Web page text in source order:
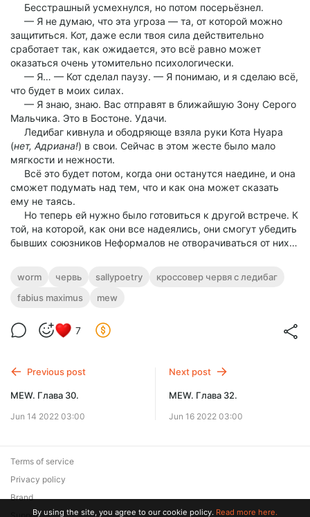
Бесстрашный усмехнулся, но потом посерьёзнел.
— Я не думаю, что эта угроза — та, от которой можно
защититься. Кот, даже если твоя сила действительно
сработает так, как ожидается, это всё равно может
оказаться очень утомительно психологически.
— Я… — Кот сделал паузу. — Я понимаю, и я сделаю всё,
что будет в моих силах.
— Я знаю, знаю. Вас отправят в ближайшую Зону Серого
Мальчика. Это в Бостоне. Удачи.
Ледибаг кивнула и ободряюще взяла руки Кота Нуара
(нет, Адриана!) в свои. Сейчас в этом жесте было мало
мягкости и нежности.
Всё это будет потом, когда они останутся наедине, и она
сможет подумать над тем, что и как она может сказать
ему не таясь.
Но теперь ей нужно было готовиться к другой встрече. К
той, на которой, как они все надеялись, они смогут убедить
бывших союзников Неформалов не отворачиваться от них…
worm червь sallypoetry
кроссовер червя с ледибаг
fabius maximus
mew
7
Previous post
MEW. Глава 30.
Jun 14 2022 03:00
Next post
MEW. Глава 32.
Jun 16 2022 03:00
Terms of service
Privacy policy
Brand
By using the site, you agree to our cookie policy. Read more here.